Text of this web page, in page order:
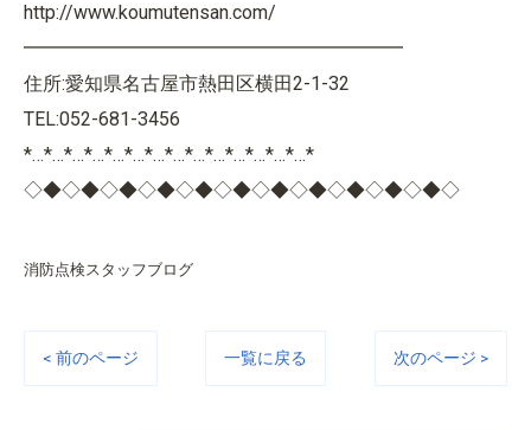
http://www.koumutensan.com/
━━━━━━━━━━━━━━━━━━━━
住所:愛知県名古屋市熱田区横田2-1-32
TEL:052-681-3456
*…*…*…*…*…*…*…*…*…*…*…*…*…*…*
◇◆◇◆◇◆◇◆◇◆◇◆◇◆◇◆◇◆◇◆◇◆◇
消防点検スタッフブログ
< 前のページ 一覧に戻る 次のページ >